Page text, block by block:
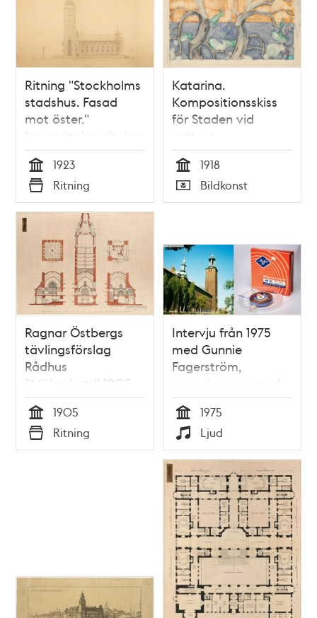
Ritning "Stockholms
stadshus. Fasad
mot öster."
(uppmätningsritning
1923)
Tid
1923
Typ
Ritning
Katarina.
Kompositionsskiss
för Staden vid
väggmålning i
Stockholm stadshus
Tid
1918
Typ
Bildkonst
Ragnar Östbergs
tävlingsförslag
Rådhus
”Mälardrott” 1905,
sektioner och planer
tornet
Tid
1905
Typ
Ritning
Intervju från 1975
med Gunnie
Fagerström,
serveringspersonal
på Futten vid
Stadshusbygget
Tid
1975
Typ
Ljud